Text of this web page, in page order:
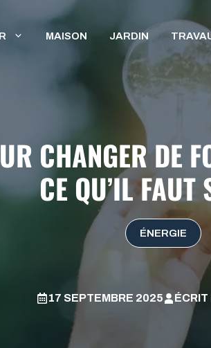
MAISON JARDIN
CHANGER DE
CE QU’IL FAUT
ÉNERGIE
17 SEPTEMBRE 2025 ÉCRIT